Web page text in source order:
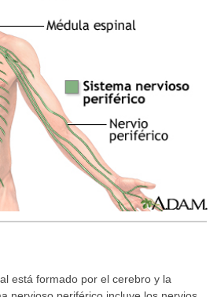
está formado por el cerebro y la